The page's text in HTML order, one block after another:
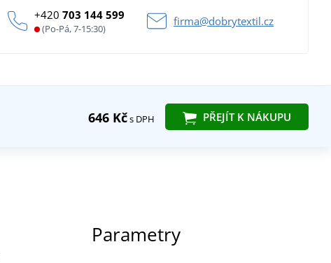
+420703 144 599
(Po-Pá, 7-15:30)
firma@dobrytextil.cz
646 Kčs DPH PŘEJÍT K NÁKUPU
Parametry